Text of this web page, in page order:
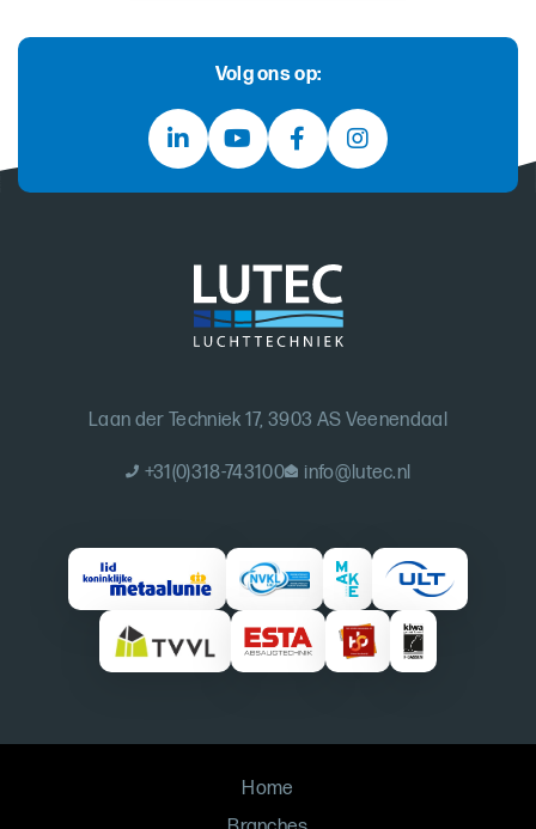
Volg ons op:
Laan der Techniek 17, 3903 AS Veenendaal
+31(0)318-743100 info@lutec.nl
Home